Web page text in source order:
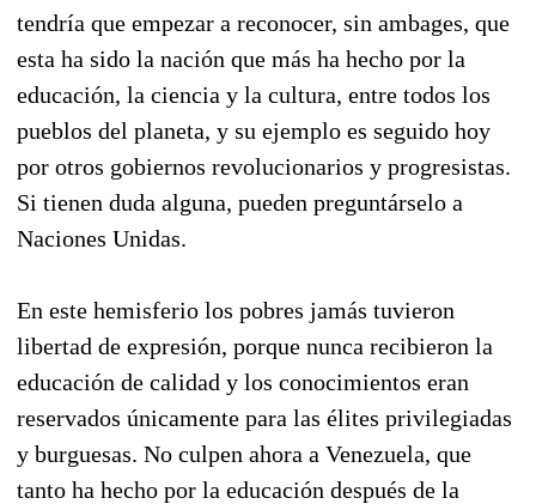
tendría que empezar a reconocer, sin ambages, que
esta ha sido la nación que más ha hecho por la
educación, la ciencia y la cultura, entre todos los
pueblos del planeta, y su ejemplo es seguido hoy
por otros gobiernos revolucionarios y progresistas.
Si tienen duda alguna, pueden preguntárselo a
Naciones Unidas.
En este hemisferio los pobres jamás tuvieron
libertad de expresión, porque nunca recibieron la
educación de calidad y los conocimientos eran
reservados únicamente para las élites privilegiadas
y burguesas. No culpen ahora a Venezuela, que
tanto ha hecho por la educación después de la